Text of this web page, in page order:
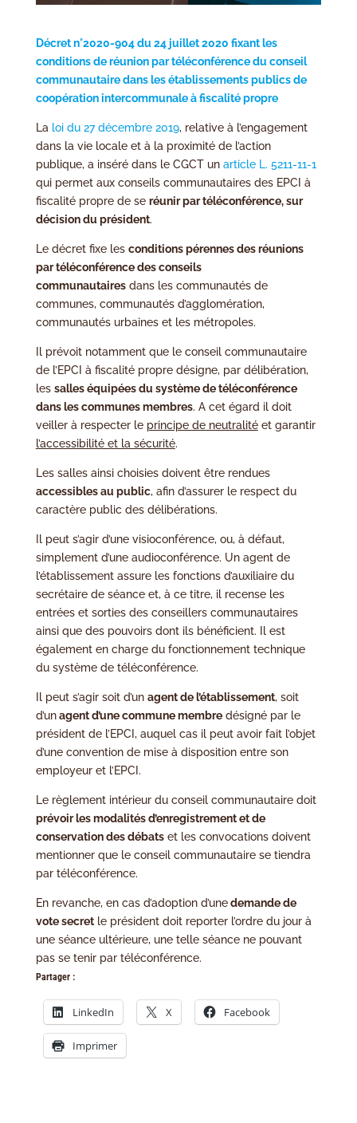
Décret n°2020-904 du 24 juillet 2020 fixant les
conditions de réunion par téléconférence du conseil
communautaire dans les établissements publics de
coopération intercommunale à fiscalité propre
Laloi du 27 décembre 2019, relative à l’engagement
dans la vie locale et à la proximité de l’action
publique, a inséré dans le CGCT un article L. 5211-11-1
qui permet aux conseils communautaires des EPCI à
fiscalité propre de se réunir par téléconférence, sur
décision du président.
Le décret fixe les conditions pérennes des réunions
par téléconférence des conseils
communautairesdans les communautés de
communes, communautés d’agglomération,
communautés urbaines et les métropoles.
Il prévoit notamment que le conseil communautaire
de l’EPCI à fiscalité propre désigne, par délibération,
les salles équipées du système de téléconférence
dans les communes membres. A cet égard il doit
veiller à respecter le principe de neutralitéet garantir
l’accessibilité et la sécurité.
Les salles ainsi choisies doivent être rendues
accessibles au public, afin d’assurer le respect du
caractère public des délibérations.
Il peut s’agir d’une visioconférence, ou, à défaut,
simplement d’une audioconférence. Un agent de
l’établissement assure les fonctions d’auxiliaire du
secrétaire de séance et, à ce titre, il recense les
entrées et sorties des conseillers communautaires
ainsi que des pouvoirs dont ils bénéficient. Il est
également en charge du fonctionnement technique
du système de téléconférence.
Il peut s’agir soit d’un agent de l’établissement, soit
d’unagent d’une commune membredésigné par le
président de l’EPCI, auquel cas il peut avoir fait l’objet
d’une convention de mise à disposition entre son
employeur et l’EPCI.
Le règlement intérieur du conseil communautaire doit
prévoir les modalités d’enregistrement et de
conservation des débatset les convocations doivent
mentionner que le conseil communautaire se tiendra
par téléconférence.
En revanche, en cas d’adoption d’unedemande de
vote secretle président doit reporter l’ordre du jour à
une séance ultérieure, une telle séance ne pouvant
pas se tenir par téléconférence.
Partager :
LinkedIn X Facebook
Imprimer